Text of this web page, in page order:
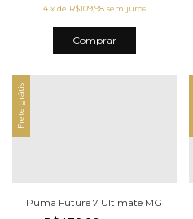
4 x de R$109,98 sem juros
Comprar
Frete grátis
Puma Future 7 Ultimate MG